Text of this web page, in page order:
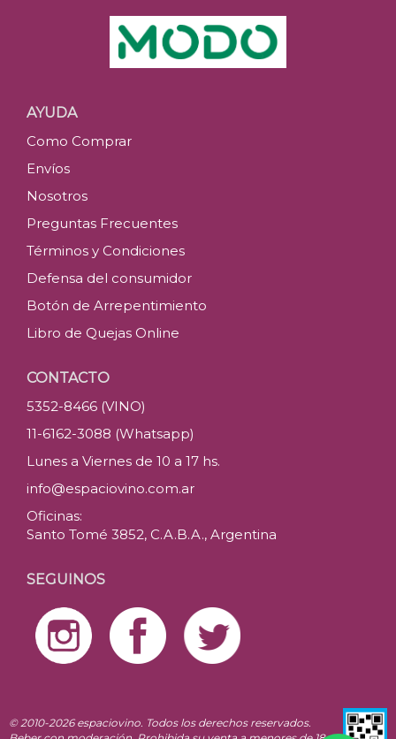
AYUDA
Como Comprar
Envíos
Nosotros
Preguntas Frecuentes
Términos y Condiciones
Defensa del consumidor
Botón de Arrepentimiento
Libro de Quejas Online
CONTACTO
5352-8466 (VINO)
11-6162-3088 (Whatsapp)
Lunes a Viernes de 10 a 17 hs.
info@espaciovino.com.ar
Oficinas:
Santo Tomé 3852, C.A.B.A., Argentina
SEGUINOS
© 2010-2026 espaciovino. Todos los derechos reservados.